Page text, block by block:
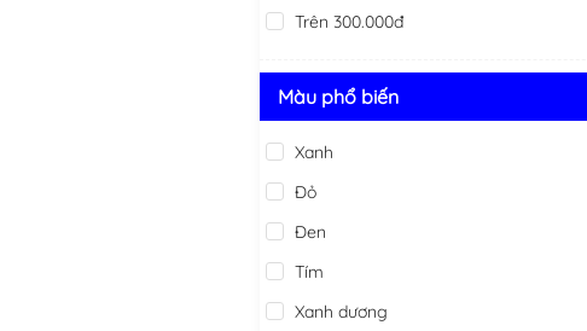
Trên 300.000đ
Màu phổ biến
Xanh
Đỏ
Đen
Tím
Xanh dương